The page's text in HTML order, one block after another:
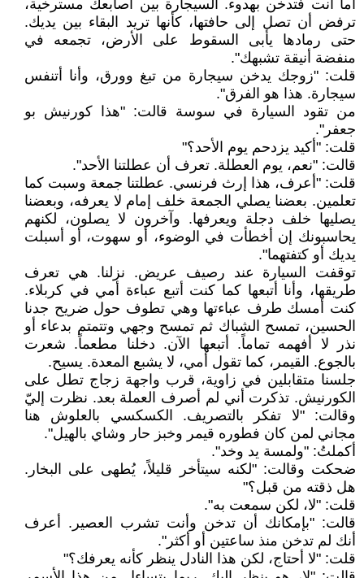
أما أنت فتدخن بهدوء. السيجارة بين أصابعك مسترخية،
ترفض أن تصل إلى حافتها، كأنها تريد البقاء بين يديك.
حتى رمادها يأبى السقوط على الأرض، تجمعه في
منفضة أنيقة تشبهك".
قلت: "زوجك يدخن سيجارة من تبغ وورق، وأنا أتنفس
سيجارة. هذا هو الفرق".
من تقود السيارة في سوسة قالت: "هذا كورنيش بو
جعفر".
قلت: "أكيد يزدحم يوم الأحد؟"
قالت: "نعم، يوم العطلة. تعرف أن عطلتنا الأحد".
قلت: "أعرف، هذا إرث فرنسي. عطلتنا جمعة وسبت كما
تعلمين. بعضنا يصلي الجمعة خلف إمام لا يعرفه، وبعضنا
يصليها خلف دجلة ويعرفها. وآخرون لا يصلون، لكنهم
يحاسبونك إن أخطأت في الوضوء، أو سهوت، أو أسبلت
يديك أو كتفتهما".
توقفت السيارة عند رصيف عريض. نزلنا. هي تعرف
طريقها، وأنا أتبعها كما كنت أتبع عباءة أمي في كربلاء.
كنت أمسك طرف عباءتها وهي تطوف حول ضريح جدنا
الحسين، تمسح الشباك ثم تمسح وجهي وتتمتم بدعاء أو
نذر لا أفهمه تماماً. أتبعها الآن. دخلنا مطعماً. شعرت
بالجوع. القيمر، كما تقول أمي، لا يشبع المعدة. يسيح.
جلسنا متقابلين في زاوية، قرب واجهة زجاج تطل على
الكورنيش. تذكرت أني لم أصرف العملة بعد. نظرت إليّ
وقالت: "لا تفكر بالتصريف. الكسكسي بالعلوش هنا
مجاني لمن كان فطوره قيمر وخبز حار وشاي بالهيل".
أكملتُ: "ولمسة يد وخد".
ضحكت وقالت: "لكنه سيتأخر قليلاً، يُطهى على البخار.
هل ذقته من قبل؟"
قلت: "لا، لكن سمعت به".
قالت: "بإمكانك أن تدخن وأنت تشرب العصير. أعرف
أنك لم تدخن منذ ساعتين أو أكثر".
قلت: "لا أحتاج، لكن هذا النادل ينظر كأنه يعرفك؟"